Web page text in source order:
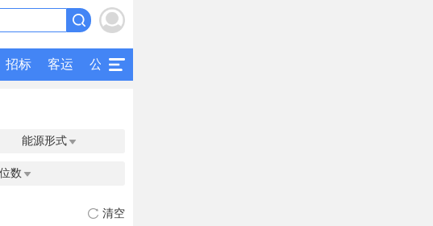
招标 客运 公交
能源形式
数 
清空